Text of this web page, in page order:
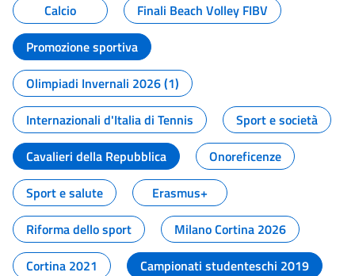
Calcio
Finali Beach Volley FIBV
Promozione sportiva
Olimpiadi Invernali 2026 (1)
Internazionali d'Italia di Tennis
Sport e società
Cavalieri della Repubblica
Onoreficenze
Sport e salute
Erasmus+
Riforma dello sport
Milano Cortina 2026
Cortina 2021
Campionati studenteschi 2019